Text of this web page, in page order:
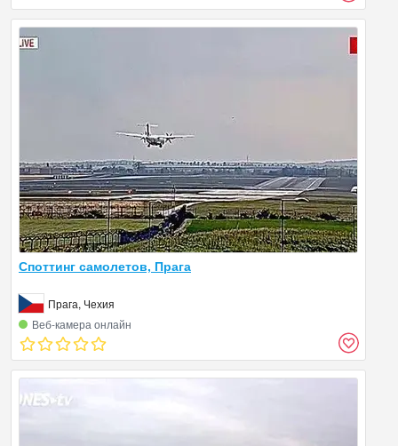
Споттинг самолетов, Прага
Прага, Чехия
Веб‑камера онлайн